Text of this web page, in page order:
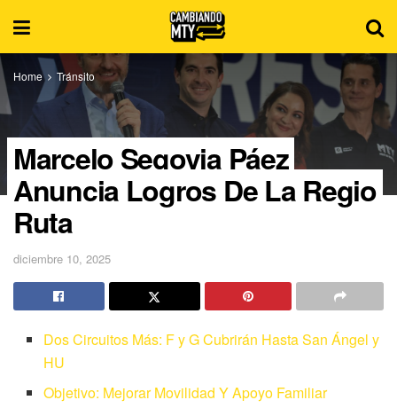
Home Tránsito
Marcelo Segovia Páez
Anuncia Logros De La Regio
Ruta
diciembre 10, 2025
Dos Circuitos Más: F y G Cubrirán Hasta San Ángel y
HU
Objetivo: Mejorar Movilidad Y Apoyo Familiar